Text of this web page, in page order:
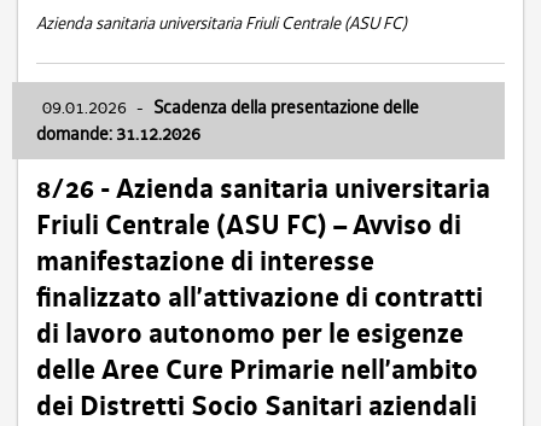
Azienda sanitaria universitaria Friuli Centrale (ASU FC)
09.01.2026 - Scadenza della presentazione delle
domande: 31.12.2026
8/26 - Azienda sanitaria universitaria
Friuli Centrale (ASU FC) – Avviso di
manifestazione di interesse
finalizzato all’attivazione di contratti
di lavoro autonomo per le esigenze
delle Aree Cure Primarie nell’ambito
dei Distretti Socio Sanitari aziendali